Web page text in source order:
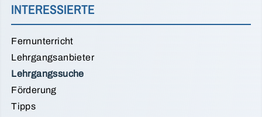
INTERESSIERTE
Fernunterricht
Lehrgangsanbieter
Lehrgangssuche
Förderung
Tipps